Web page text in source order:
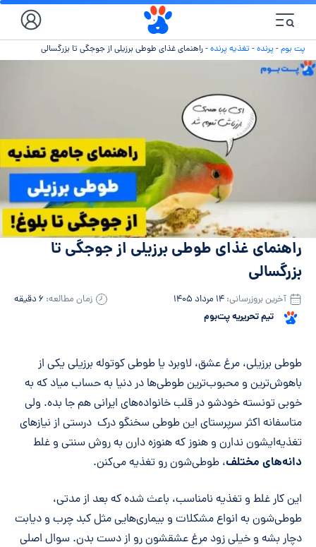
پت بوم- پرنده- تغذیه پرنده-راهنمای غذای طوطی برزیلی از جوجگی تا بزرگسالی
راهنمای غذای طوطی برزیلی از جوجگی تا
بزرگسالی
تیم تحریریه پت‌بوم
آخرین بروزرسانی: ۱۴ مرداد ۱۴۰۵ زمان مطالعه: ۶ دقیقه
خلاصه مقاله
طوطی برزیلی، مرغ عشق، لاوبرد یا طوطی کوتوله برزیلی یکی از
باهوش‌ترین و محبوب‌ترین طوطی‌ها در دنیا به حساب میاد که به
خوبی تونسته خودشو در قلب خانواده‌های ایرانی هم جا بده. ولی
متاسفانه اکثر سرپرستای این طوطی سخنگو درک درستی از نیازهای
تغذیه‌ایشون ندارن و هنوز که هنوزه دارن به روش سنتی و غلط
دانه‌های مختلف، طوطی‌شون رو تغذیه می‌کنن.
این کار غلط و تغذیه نامناسب، باعث شده که بعد از مدتی،
طوطی‌شون به انواع مشکلات و بیماری‌هایی مثل کبد چرب و دیابت
دچار بشه و خیلی زود مرغ عشقشون رو از دست بدن. سوال اصلی